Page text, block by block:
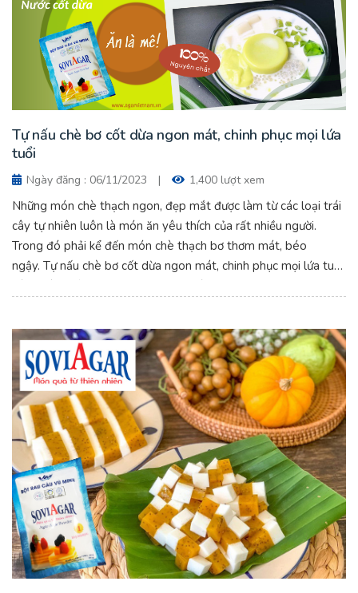
Tự nấu chè bơ cốt dừa ngon mát, chinh phục mọi lứa
tuổi
Ngày đăng : 06/11/2023 | 1,400 lượt xem
Những món chè thạch ngon, đẹp mắt được làm từ các loại trái
cây tự nhiên luôn là món ăn yêu thích của rất nhiều người.
Trong đó phải kể đến món chè thạch bơ thơm mát, béo
ngậy. Tự nấu chè bơ cốt dừa ngon mát, chinh phục mọi lứa tuổi.
Cùng vào bếp với Vũ Minh ngay nhé.